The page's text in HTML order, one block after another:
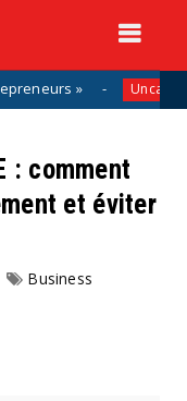
» Uncategorized
: comment
et éviter
Business